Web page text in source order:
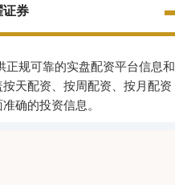
券
规可靠的实盘配资平台信息和
天配资、按周配资、按月配资
确的投资信息。